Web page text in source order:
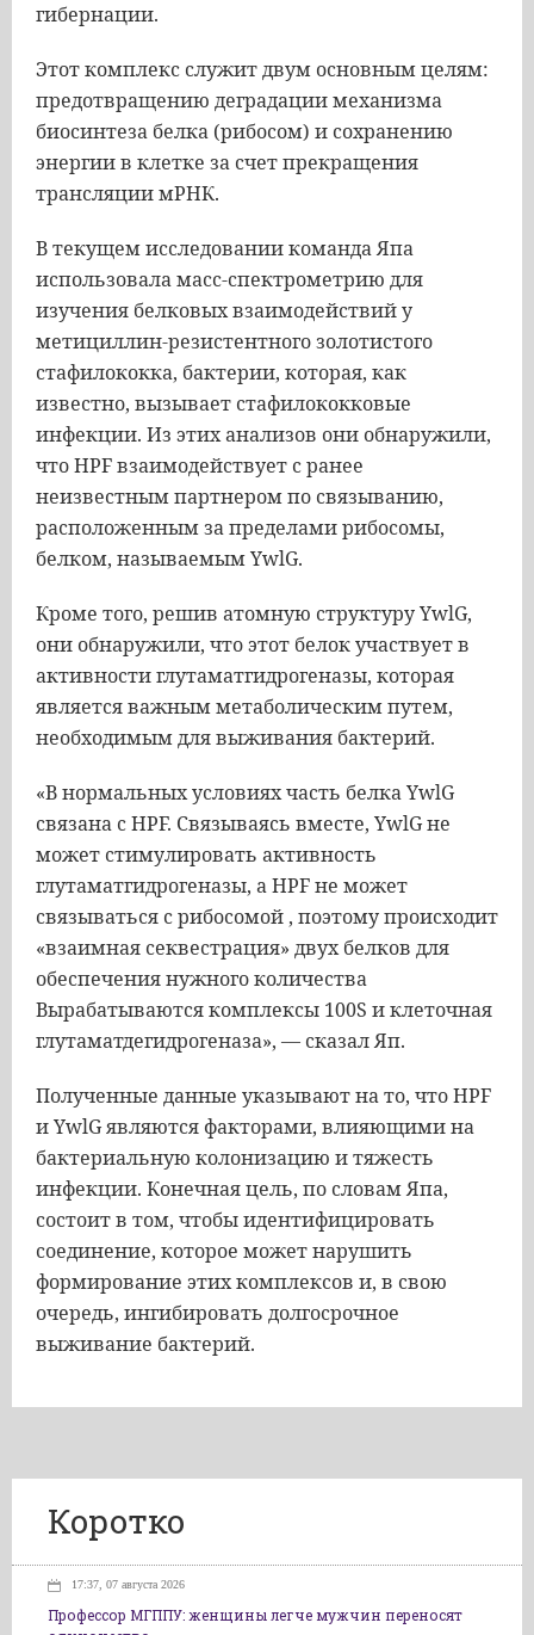
гибернации.
Этот комплекс служит двум основным целям:
предотвращению деградации механизма
биосинтеза белка (рибосом) и сохранению
энергии в клетке за счет прекращения
трансляции мРНК.
В текущем исследовании команда Япа
использовала масс-спектрометрию для
изучения белковых взаимодействий у
метициллин-резистентного золотистого
стафилококка, бактерии, которая, как
известно, вызывает стафилококковые
инфекции. Из этих анализов они обнаружили,
что HPF взаимодействует с ранее
неизвестным партнером по связыванию,
расположенным за пределами рибосомы,
белком, называемым YwlG.
Кроме того, решив атомную структуру YwlG,
они обнаружили, что этот белок участвует в
активности глутаматгидрогеназы, которая
является важным метаболическим путем,
необходимым для выживания бактерий.
«В нормальных условиях часть белка YwlG
связана с HPF. Связываясь вместе, YwlG не
может стимулировать активность
глутаматгидрогеназы, а HPF не может
связываться с рибосомой , поэтому происходит
«взаимная секвестрация» двух белков для
обеспечения нужного количества
Вырабатываются комплексы 100S и клеточная
глутаматдегидрогеназа», — сказал Яп.
Полученные данные указывают на то, что HPF
и YwlG являются факторами, влияющими на
бактериальную колонизацию и тяжесть
инфекции. Конечная цель, по словам Япа,
состоит в том, чтобы идентифицировать
соединение, которое может нарушить
формирование этих комплексов и, в свою
очередь, ингибировать долгосрочное
выживание бактерий.
Коротко
17:37, 07 августа 2026
Профессор МГППУ: женщины легче мужчин переносят